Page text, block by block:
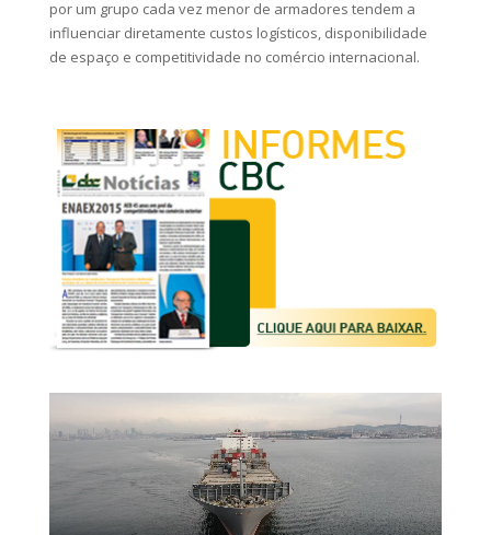
por um grupo cada vez menor de armadores tendem a
influenciar diretamente custos logísticos, disponibilidade
de espaço e competitividade no comércio internacional.